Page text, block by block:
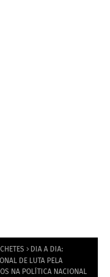
DIA A DIA:
DE LUTA PELA
NA POLÍTICA NACIONAL